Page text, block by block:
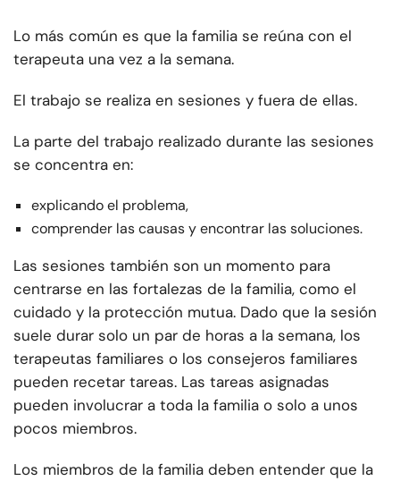
Lo más común es que la familia se reúna con el
terapeuta una vez a la semana.
El trabajo se realiza en sesiones y fuera de ellas.
La parte del trabajo realizado durante las sesiones
se concentra en:
explicando el problema,
comprender las causas y encontrar las soluciones.
Las sesiones también son un momento para
centrarse en las fortalezas de la familia, como el
cuidado y la protección mutua. Dado que la sesión
suele durar solo un par de horas a la semana, los
terapeutas familiares o los consejeros familiares
pueden recetar tareas. Las tareas asignadas
pueden involucrar a toda la familia o solo a unos
pocos miembros.
Los miembros de la familia deben entender que la